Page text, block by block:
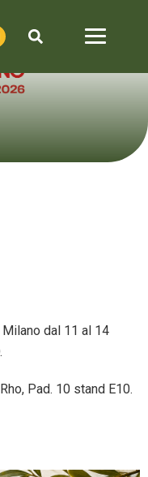
dal 11 al 14
Pad. 10 stand E10.